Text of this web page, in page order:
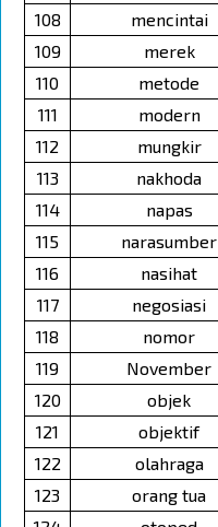
108
mencintai
109
merek
110
metode
111
modern
112
mungkir
113
nakhoda
114
napas
115
narasumber
116
nasihat
117
negosiasi
118
nomor
119
November
120
objek
121
objektif
122
olahraga
123
orang tua